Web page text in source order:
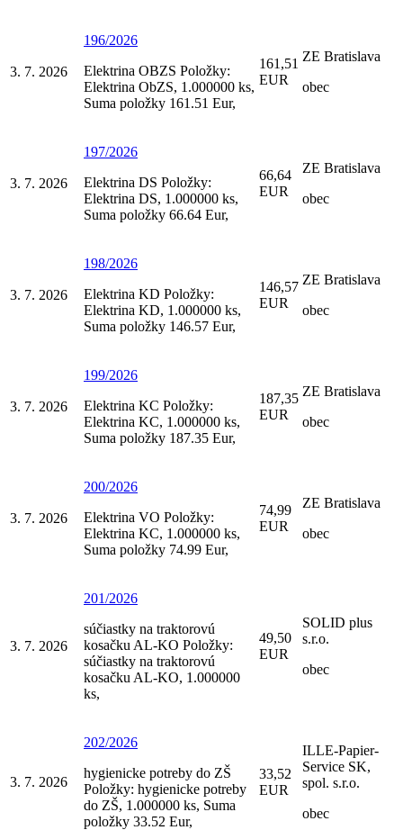
3. 7. 2026
196/2026
Elektrina OBZS Položky:
Elektrina ObZS, 1.000000 ks,
Suma položky 161.51 Eur,
161,51
EUR
ZE Bratislava
obec
3. 7. 2026
197/2026
Elektrina DS Položky:
Elektrina DS, 1.000000 ks,
Suma položky 66.64 Eur,
66,64
EUR
ZE Bratislava
obec
3. 7. 2026
198/2026
Elektrina KD Položky:
Elektrina KD, 1.000000 ks,
Suma položky 146.57 Eur,
146,57
EUR
ZE Bratislava
obec
3. 7. 2026
199/2026
Elektrina KC Položky:
Elektrina KC, 1.000000 ks,
Suma položky 187.35 Eur,
187,35
EUR
ZE Bratislava
obec
3. 7. 2026
200/2026
Elektrina VO Položky:
Elektrina KC, 1.000000 ks,
Suma položky 74.99 Eur,
74,99
EUR
ZE Bratislava
obec
3. 7. 2026
201/2026
súčiastky na traktorovú
kosačku AL-KO Položky:
súčiastky na traktorovú
kosačku AL-KO, 1.000000
ks,
49,50
EUR
SOLID plus
s.r.o.
obec
3. 7. 2026
202/2026
hygienicke potreby do ZŠ
Položky: hygienicke potreby
do ZŠ, 1.000000 ks, Suma
položky 33.52 Eur,
33,52
EUR
ILLE-Papier-
Service SK,
spol. s.r.o.
obec